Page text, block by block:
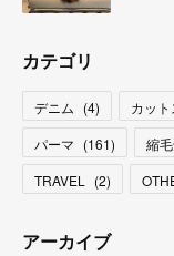
カテゴリ
デニム (4) カッ
パーマ (161) 縮
TRAVEL
(2)
アーカイブ